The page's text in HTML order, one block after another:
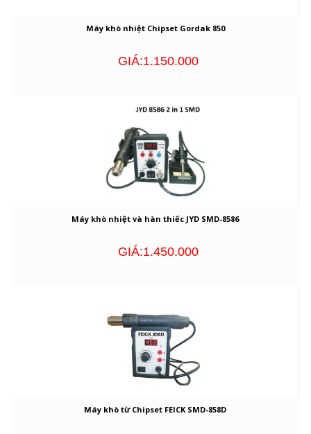
Máy khò nhiệt Chipset Gordak 850
GIÁ:1.150.000
Máy khò nhiệt và hàn thiếc JYD SMD-8586
GIÁ:1.450.000
Máy khò từ Chipset FEICK SMD-858D